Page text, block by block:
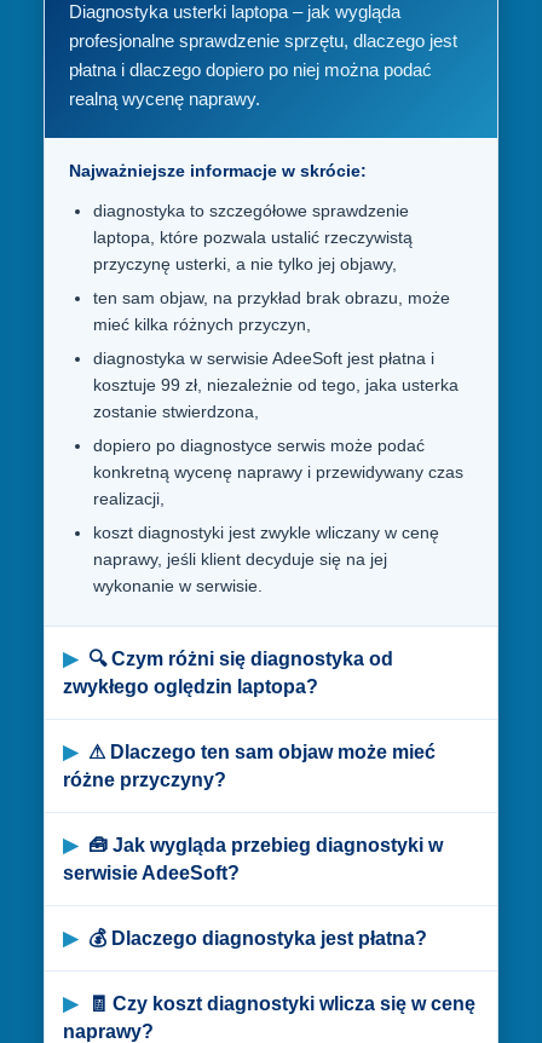
Diagnostyka usterki laptopa – jak wygląda
profesjonalne sprawdzenie sprzętu, dlaczego jest
płatna i dlaczego dopiero po niej można podać
realną wycenę naprawy.
Najważniejsze informacje w skrócie:
diagnostyka to szczegółowe sprawdzenie
laptopa, które pozwala ustalić rzeczywistą
przyczynę usterki, a nie tylko jej objawy,
ten sam objaw, na przykład brak obrazu, może
mieć kilka różnych przyczyn,
diagnostyka w serwisie AdeeSoft jest płatna i
kosztuje 99 zł, niezależnie od tego, jaka usterka
zostanie stwierdzona,
dopiero po diagnostyce serwis może podać
konkretną wycenę naprawy i przewidywany czas
realizacji,
koszt diagnostyki jest zwykle wliczany w cenę
naprawy, jeśli klient decyduje się na jej
wykonanie w serwisie.
🔍 Czym różni się diagnostyka od
zwykłego oględzin laptopa?
⚠ Dlaczego ten sam objaw może mieć
różne przyczyny?
🧰 Jak wygląda przebieg diagnostyki w
serwisie AdeeSoft?
💰 Dlaczego diagnostyka jest płatna?
🧾 Czy koszt diagnostyki wlicza się w cenę
naprawy?